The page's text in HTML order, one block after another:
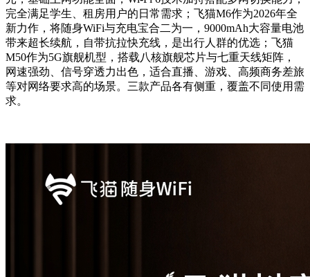
完全满足学生、租房用户的日常需求；飞猫M6作为2026年全
新力作，将随身WiFi与充电宝合二为一，9000mAh大容量电池
带来超长续航，自带抗拉快充线，是出行人群的优选；飞猫
M50作为5G旗舰机型，搭载八核旗舰芯片与七重天线矩阵，
网速强劲、信号穿透力出色，适合直播、游戏、高频商务差旅
等对网络要求高的场景。三款产品各有侧重，覆盖不同使用需
求。